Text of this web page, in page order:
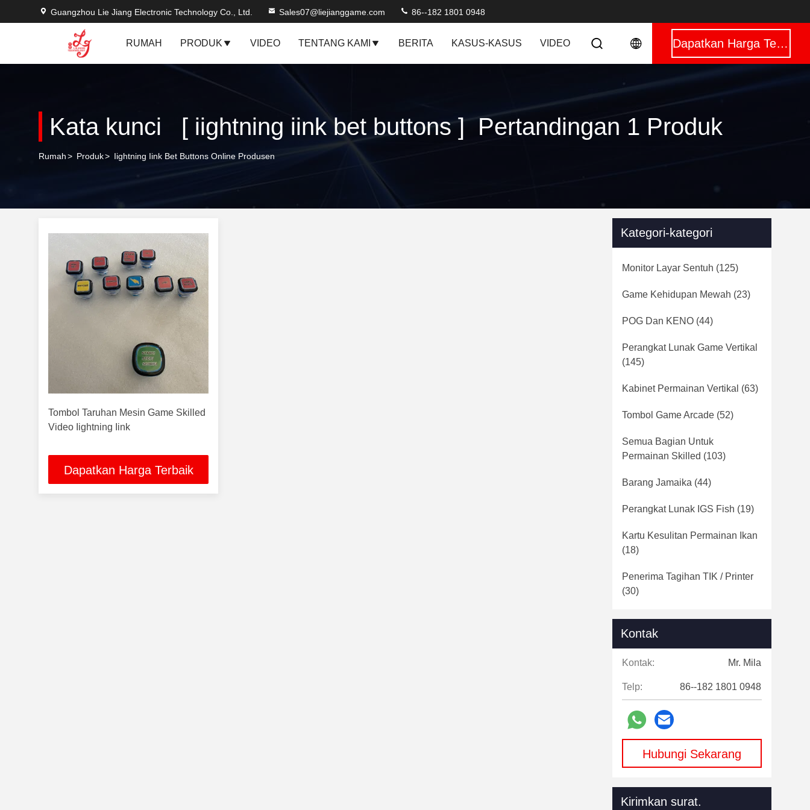
Guangzhou Lie Jiang Electronic Technology Co., Ltd. Sales07@liejianggame.com 86--182 1801 0948
RUMAH PRODUK VIDEO TENTANG KAMI BERITA KASUS-KASUS VIDEO Dapatkan Harga Terbaik
Kata kunci [ iightning iink bet buttons ] Pertandingan 1 Produk
Rumah> Produk> Iightning Iink Bet Buttons Online Produsen
Tombol Taruhan Mesin Game Skilled
Video Iightning Iink
Dapatkan Harga Terbaik
Kategori-kategori
Monitor Layar Sentuh (125)
Game Kehidupan Mewah (23)
POG Dan KENO (44)
Perangkat Lunak Game Vertikal
(145)
Kabinet Permainan Vertikal (63)
Tombol Game Arcade (52)
Semua Bagian Untuk
Permainan Skilled (103)
Barang Jamaika (44)
Perangkat Lunak IGS Fish (19)
Kartu Kesulitan Permainan Ikan
(18)
Penerima Tagihan TIK / Printer
(30)
Kursi Game Arcade(10)
Ikan(75)
Kabinet Permainan Ikan(25)
Perangkat Lunak Game Skilled
Ganda
(22)
Kabinet Permainan Skilled
Ganda(17)
(30)
Kontak
Kontak: Mr. Mila
Telp: 86--182 1801 0948
Hubungi Sekarang
Kirimkan surat.